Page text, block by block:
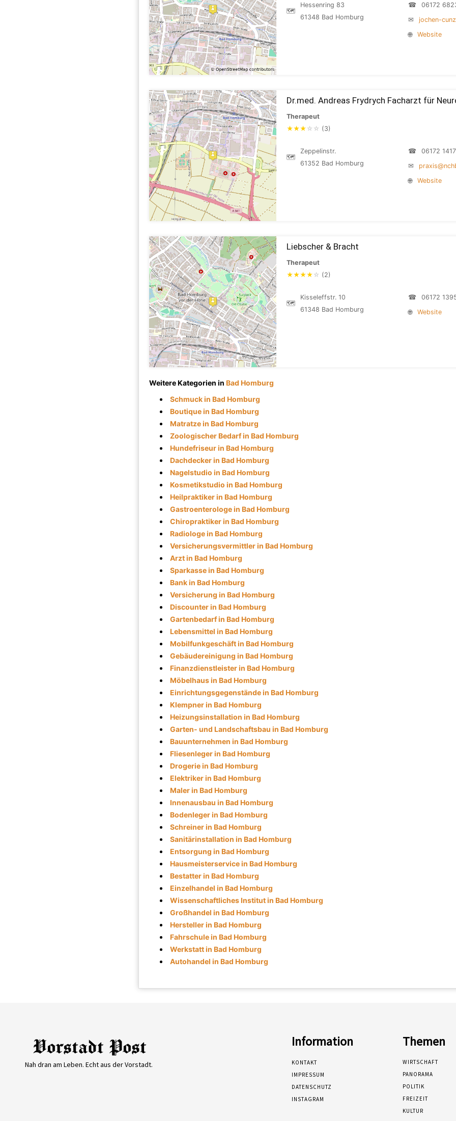
🗺
Hessenring 83
61348 Bad Homburg
☎
06172
✉
jochen-
🌐
Website
Dr.med. Andreas Frydrych Facharzt für
Therapeut
★★★ ☆ ☆ (3)
🗺
Zeppelinstr.
61352 Bad Homburg
☎
06172
✉
🌐
Website
Liebscher & Bracht
Therapeut
★★★★ ☆ (2)
🗺
Kisseleffstr. 10
61348 Bad Homburg
☎
06172
🌐
Website
Weitere Kategorien in Bad Homburg
Schmuck in Bad Homburg
Boutique in Bad Homburg
Matratze in Bad Homburg
Zoologischer Bedarf in Bad Homburg
Hundefriseur in Bad Homburg
Dachdecker in Bad Homburg
Nagelstudio in Bad Homburg
Kosmetikstudio in Bad Homburg
Heilpraktiker in Bad Homburg
Gastroenterologe in Bad Homburg
Chiropraktiker in Bad Homburg
Radiologe in Bad Homburg
Versicherungsvermittler in Bad Homburg
Arzt in Bad Homburg
Sparkasse in Bad Homburg
Bank in Bad Homburg
Versicherung in Bad Homburg
Discounter in Bad Homburg
Gartenbedarf in Bad Homburg
Lebensmittel in Bad Homburg
Mobilfunkgeschäft in Bad Homburg
Gebäudereinigung in Bad Homburg
Finanzdienstleister in Bad Homburg
Möbelhaus in Bad Homburg
Einrichtungsgegenstände in Bad Homburg
Klempner in Bad Homburg
Heizungsinstallation in Bad Homburg
Garten- und Landschaftsbau in Bad Homburg
Bauunternehmen in Bad Homburg
Fliesenleger in Bad Homburg
Drogerie in Bad Homburg
Elektriker in Bad Homburg
Maler in Bad Homburg
Innenausbau in Bad Homburg
Bodenleger in Bad Homburg
Schreiner in Bad Homburg
Sanitärinstallation in Bad Homburg
Entsorgung in Bad Homburg
Hausmeisterservice in Bad Homburg
Bestatter in Bad Homburg
Einzelhandel in Bad Homburg
Wissenschaftliches Institut in Bad Homburg
Großhandel in Bad Homburg
Hersteller in Bad Homburg
Fahrschule in Bad Homburg
Werkstatt in Bad Homburg
Autohandel in Bad Homburg
Nah dran am Leben. Echt aus der Vorstadt.
Information
KONTAKT
IMPRESSUM
DATENSCHUTZ
INSTAGRAM
Themen
WIRTSCHAFT
PANORAMA
POLITIK
FREIZEIT
KULTUR